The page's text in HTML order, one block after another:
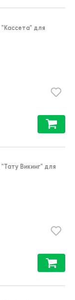
"Кассета" для
"Тату Викинг" для